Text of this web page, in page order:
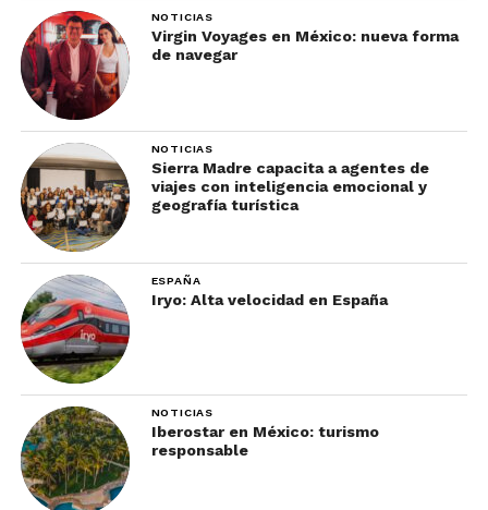
NOTICIAS
Virgin Voyages en México: nueva forma
de navegar
NOTICIAS
Sierra Madre capacita a agentes de
viajes con inteligencia emocional y
geografía turística
ESPAÑA
Iryo: Alta velocidad en España
NOTICIAS
Iberostar en México: turismo
responsable